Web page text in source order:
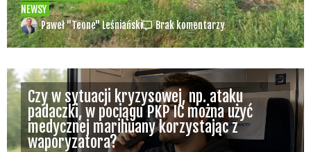
NEWSY
Paweł "Teone" Leśniański Brak komentarzy
Czy w sytuacji kryzysowej, np. ataku
padaczki, w pociągu PKP IC można użyć
medycznej marihuany korzystając z
waporyzatora?